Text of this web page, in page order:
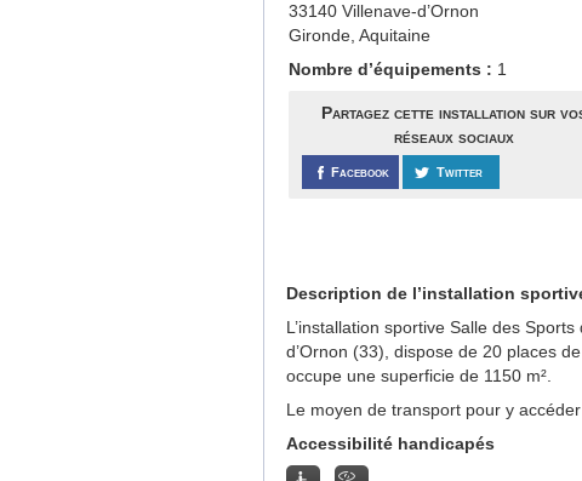
33140 Villenave-d’Ornon
Gironde, Aquitaine
Nombre d’équipements : 1
Partagez cette installation sur
réseaux sociaux
Facebook Twitter
Description de l’installation
L’installation sportive Salle des
d’Ornon (33), dispose de 20 places
occupe une superficie de 1150 m².
Le moyen de transport pour y accéder
Accessibilité handicapés